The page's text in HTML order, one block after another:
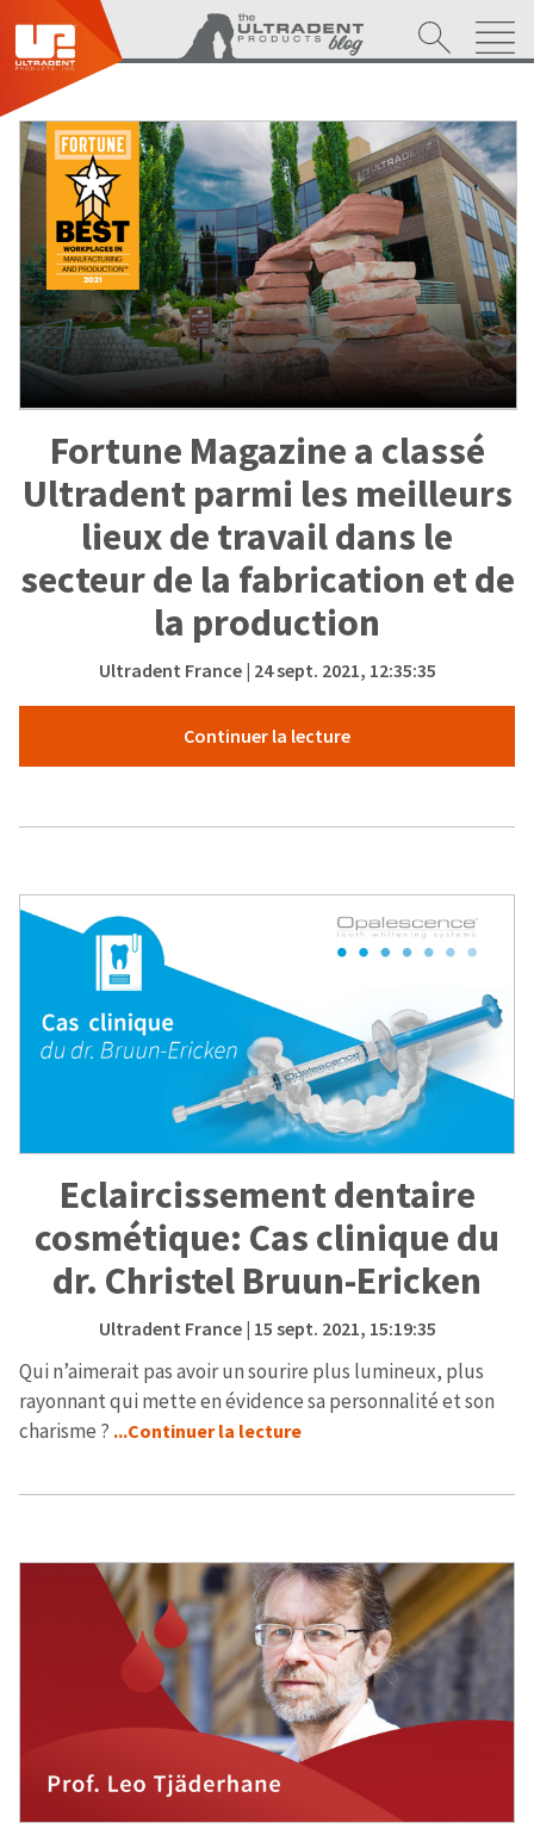
Fortune Magazine a classé
Ultradent parmi les meilleurs
lieux de travail dans le
secteur de la fabrication et de
la production
Ultradent France| 24 sept. 2021, 12:35:35
Continuer la lecture
Eclaircissement dentaire
cosmétique: Cas clinique du
dr. Christel Bruun-Ericken
Ultradent France| 15 sept. 2021, 15:19:35
Qui n’aimerait pas avoir un sourire plus lumineux, plus
rayonnant qui mette en évidence sa personnalité et son
charisme ? ...Continuer la lecture